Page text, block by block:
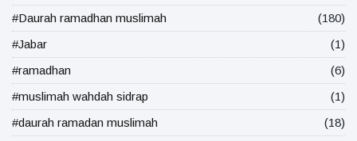
#Daurah ramadhan muslimah
(180)
#Jabar
(1)
#ramadhan
(6)
#muslimah wahdah sidrap
(1)
#daurah ramadan muslimah
(18)